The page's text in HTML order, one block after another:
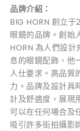
品牌介紹：
BIG HORN 創立于
眼鏡的品牌。創始
HORN 為人們設
息的眼鏡配飾，他
人仕要求。高品質
力。品牌及設計具
計及舒適度，展現
可以在任何場合及
吸引許多街拍攝影